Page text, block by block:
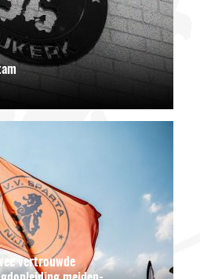
vertrouwde